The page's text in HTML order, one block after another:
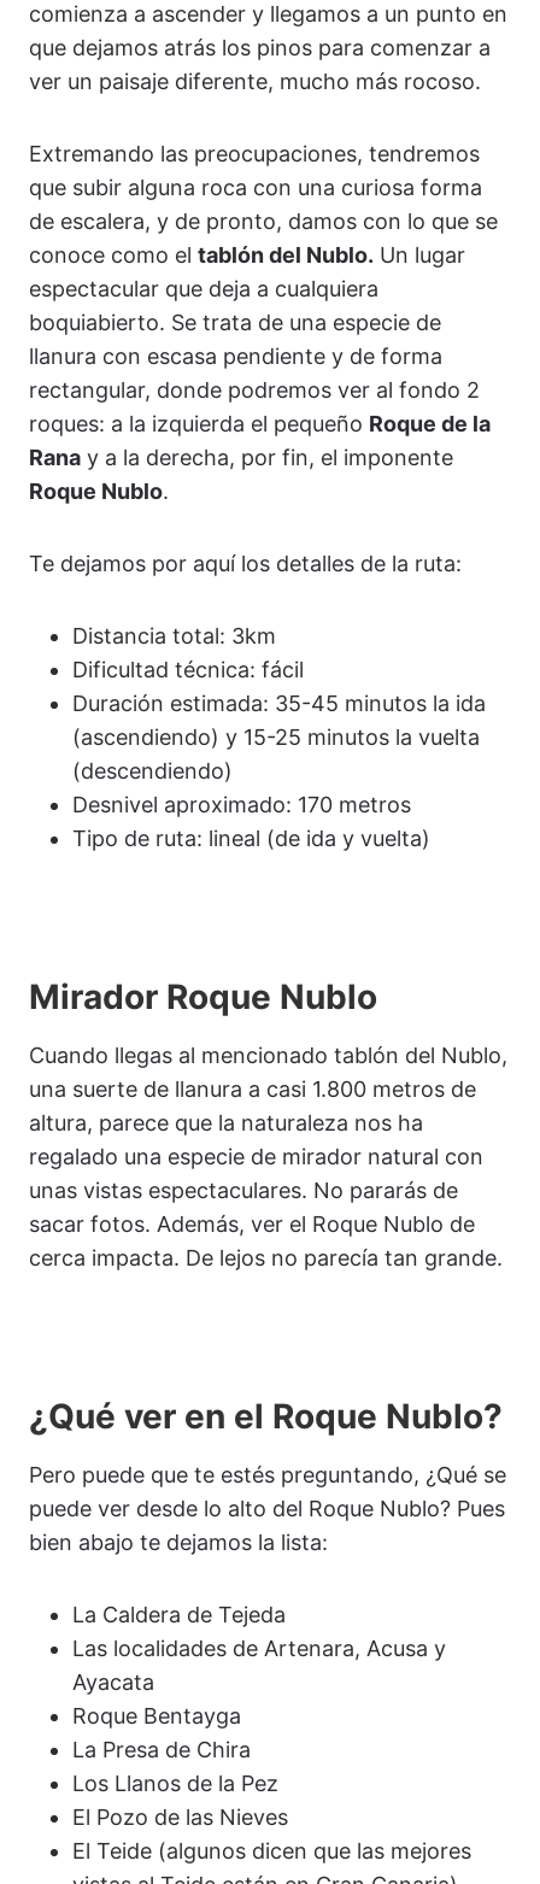
comienza a ascender y llegamos a un punto en
que dejamos atrás los pinos para comenzar a
ver un paisaje diferente, mucho más rocoso.
Extremando las preocupaciones, tendremos
que subir alguna roca con una curiosa forma
de escalera, y de pronto, damos con lo que se
conoce como el tablón del Nublo. Un lugar
espectacular que deja a cualquiera
boquiabierto. Se trata de una especie de
llanura con escasa pendiente y de forma
rectangular, donde podremos ver al fondo 2
roques: a la izquierda el pequeño Roque de la
Rana y a la derecha, por fin, el imponente
Roque Nublo.
Te dejamos por aquí los detalles de la ruta:
Distancia total: 3km
Dificultad técnica: fácil
Duración estimada: 35-45 minutos la ida
(ascendiendo) y 15-25 minutos la vuelta
(descendiendo)
Desnivel aproximado: 170 metros
Tipo de ruta: lineal (de ida y vuelta)
Mirador Roque Nublo
Cuando llegas al mencionado tablón del Nublo,
una suerte de llanura a casi 1.800 metros de
altura, parece que la naturaleza nos ha
regalado una especie de mirador natural con
unas vistas espectaculares. No pararás de
sacar fotos. Además, ver el Roque Nublo de
cerca impacta. De lejos no parecía tan grande.
¿Qué ver en el Roque Nublo?
Pero puede que te estés preguntando, ¿Qué se
puede ver desde lo alto del Roque Nublo? Pues
bien abajo te dejamos la lista:
La Caldera de Tejeda
Las localidades de Artenara, Acusa y
Ayacata
Roque Bentayga
La Presa de Chira
Los Llanos de la Pez
El Pozo de las Nieves
El Teide (algunos dicen que las mejores